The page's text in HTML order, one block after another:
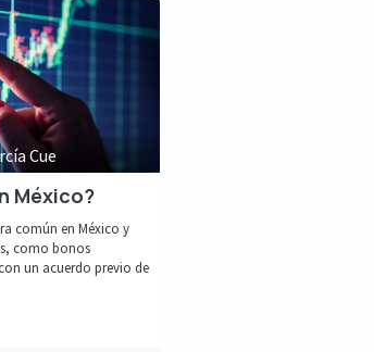
Cue
México?
común en México y
como bonos
un acuerdo previo de